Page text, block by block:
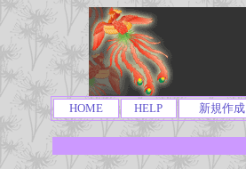
HOME HELP 新規作成